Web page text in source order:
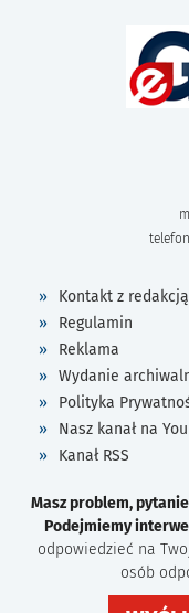
Kontakt z redakcją
Regulamin
Reklama
Wydanie
Polityka
Nasz kanał na
Kanał RSS
Masz problem,
Podejmiemy
odpowiedzieć na
osób